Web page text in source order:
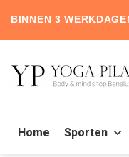
content
BINNEN 3
Home Sporten